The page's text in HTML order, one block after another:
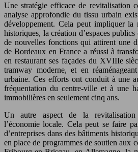
Une stratégie efficace de revitalisation
analyse approfondie du tissu urbain
développement. Cela peut impliquer la
historiques, la création d’espaces
de nouvelles fonctions qui attirent une
de Bordeaux en France a réussi à
en restaurant ses façades du XVIIIe
tramway moderne, et en
urbaine. Ces efforts ont conduit à une
fréquentation du centre-ville et à une
immobilières en seulement cinq ans.
Un autre aspect de la revitalisation
l’économie locale. Cela peut se faire
d’entreprises dans des bâtiments
en place de programmes de soutien aux